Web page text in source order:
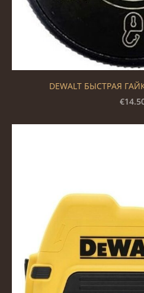
DEWALT БЫСТРАЯ